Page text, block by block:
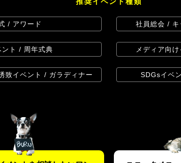
/ アワード 社員総会 /
ント / 周年式典 メディア向
致イベント / ガラディナー SDGsイベ